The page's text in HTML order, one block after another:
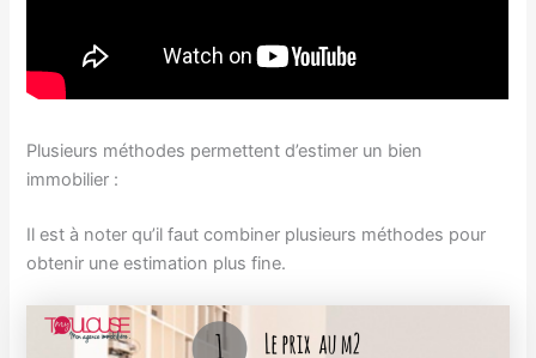
Plusieurs méthodes permettent d’estimer un bien
immobilier :
Il est à noter qu’il faut combiner plusieurs méthodes pour
obtenir une estimation plus fine.